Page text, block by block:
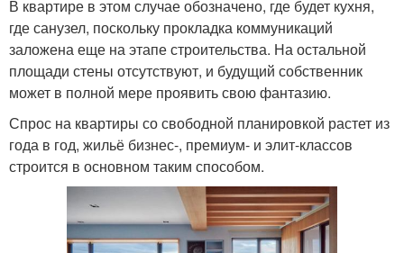
В квартире в этом случае обозначено, где будет кухня,
где санузел, поскольку прокладка коммуникаций
заложена еще на этапе строительства. На остальной
площади стены отсутствуют, и будущий собственник
может в полной мере проявить свою фантазию.
Спрос на квартиры со свободной планировкой растет из
года в год, жильё бизнес-, премиум- и элит-классов
строится в основном таким способом.